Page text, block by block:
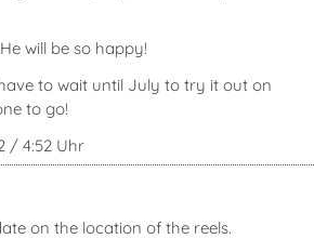
will be so happy!
to wait until July to try it out on
to go!
/ 4:52 Uhr
on the location of the reels.